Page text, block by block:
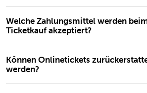
Welche Zahlungsmittel werden
Ticketkauf akzeptiert?
Können Onlinetickets
werden?